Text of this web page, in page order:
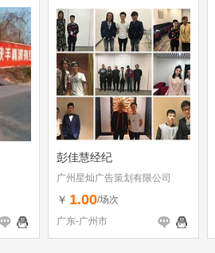
彭佳慧经纪
广州星灿广告策划有限公司
￥ 1.00/场次
广东-广州市